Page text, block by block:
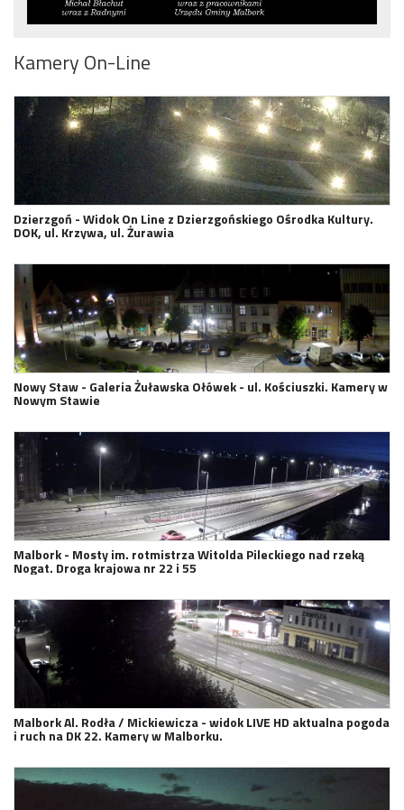
Kamery On-Line
Dzierzgoń - Widok On Line z Dzierzgońskiego Ośrodka Kultury.
DOK, ul. Krzywa, ul. Żurawia
Nowy Staw - Galeria Żuławska Ołówek - ul. Kościuszki. Kamery w
Nowym Stawie
Malbork - Mosty im. rotmistrza Witolda Pileckiego nad rzeką
Nogat. Droga krajowa nr 22 i 55
Malbork Al. Rodła / Mickiewicza - widok LIVE HD aktualna pogoda
i ruch na DK 22. Kamery w Malborku.